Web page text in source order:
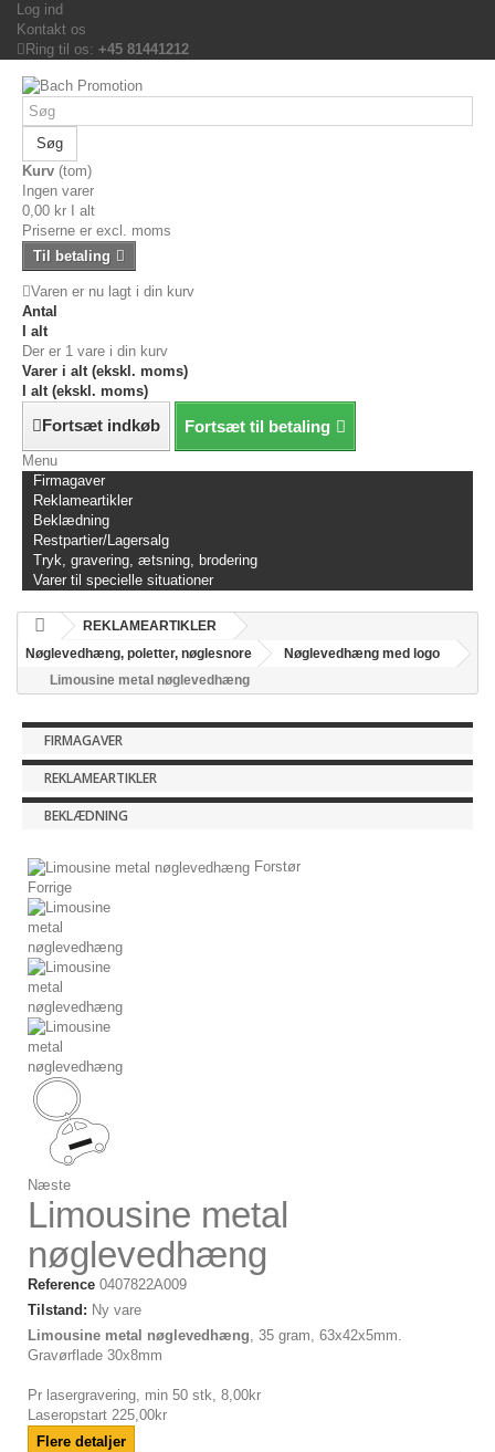
Log ind
Kontakt os
Ring til os: +45 81441212
Søg
Kurv (tom)
Ingen varer
0,00 kr
I alt
Priserne er excl. moms
Til betaling
Varen er nu lagt i din kurv
Antal
I alt
Der er 1 vare i din kurv
Varer i alt (ekskl. moms)
I alt (ekskl. moms)
Fortsæt indkøb Fortsæt til betaling
Menu
Firmagaver
Reklameartikler
Beklædning
Restpartier/Lagersalg
Tryk, gravering, ætsning, brodering
Varer til specielle situationer
REKLAMEARTIKLER
Nøglevedhæng, poletter, nøglesnore
Nøglevedhæng med logo
Limousine metal nøglevedhæng
FIRMAGAVER
REKLAMEARTIKLER
BEKLÆDNING
Forstør
Forrige
Næste
Limousine metal
nøglevedhæng
Reference 0407822A009
Tilstand: Ny vare
Limousine metal nøglevedhæng , 35 gram, 63x42x5mm.
Gravørflade 30x8mm
Pr lasergravering, min 50 stk, 8,00kr
Laseropstart 225,00kr
Flere detaljer